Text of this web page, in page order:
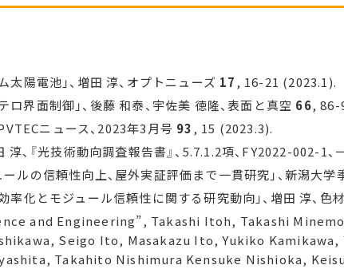
陽電池」、増田 淳、オプトニューズ 17 , 16-21 (2023.1).
界面制御」、後藤 和泰、宇佐美 徳隆、表面と真空 66, 86-
ニュース、2023年3月号 93 , 15 (2023.3).
淳、『光技術動向調査報告書』、5.7.1.2項、FY2022-002-
ールの信頼性向上、屋外実証評価まで一貫研究」、新潟大
率化とモジュール信頼性に関する研究動向」、増田 淳、色
and Engineering”, Takashi Itoh, Takashi
Seigo Ito, Masakazu Ito, Yukiko
Takahito Nishimura Kensuke Nishioka,